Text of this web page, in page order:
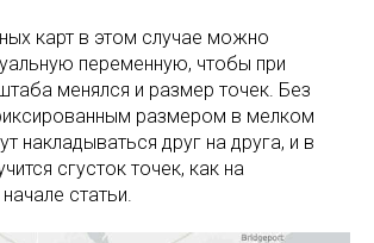
карт в этом случае можно
переменную, чтобы при
менялся и размер точек. Без
размером в мелком
накладываться друг на друга, и в
сгусток точек, как на
статьи.